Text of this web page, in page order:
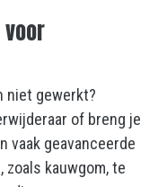
niet gewerkt?
of breng je
vaak geavanceerde
kauwgom, te